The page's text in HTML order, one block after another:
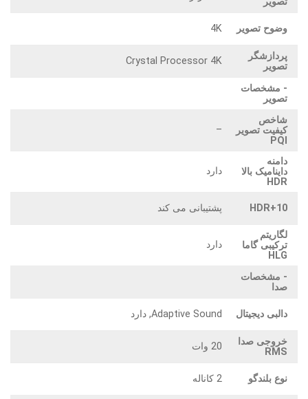
وضوح تصویر 4K
پردازشگر
تصویر
Crystal Processor 4K
- مشخصات
تصویر
شاخص
کیفیت تصویر
PQI
–
دامنه
داینامیک بالا
HDR
دارد
HDR+10 پشتیبانی می کند
لگاریتم
ترکیبی گاما
HLG
دارد
- مشخصات
صدا
دالبی دیجیتال Adaptive Sound, دارد
خروجی صدا
RMS
20 وات
نوع بلندگو 2 کاناله